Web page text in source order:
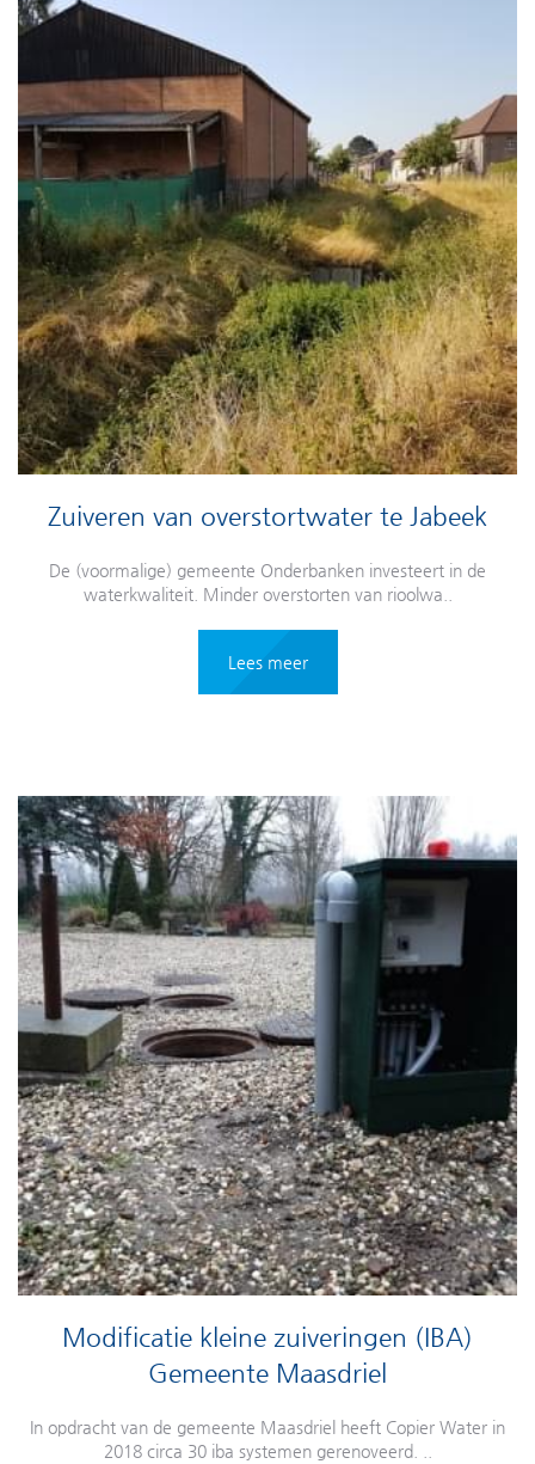
Zuiveren van overstortwater te Jabeek
De (voormalige) gemeente Onderbanken investeert in de
waterkwaliteit. Minder overstorten van rioolwa..
Lees meer
Modificatie kleine zuiveringen (IBA)
Gemeente Maasdriel
In opdracht van de gemeente Maasdriel heeft Copier Water in
2018 circa 30 iba systemen gerenoveerd. ..